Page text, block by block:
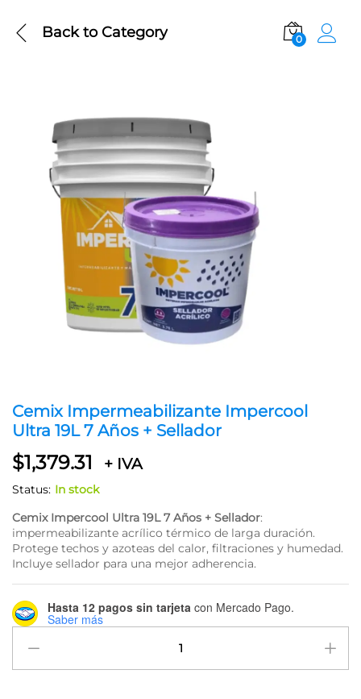
Back toCategory 0
Cemix Impermeabilizante Impercool
Ultra 19L 7 Años + Sellador
$1,379.31 + IVA
Status: In stock
Cemix Impercool Ultra 19L 7 Años + Sellador:
impermeabilizante acrílico térmico de larga duración.
Protege techos y azoteas del calor, filtraciones y humedad.
Incluye sellador para una mejor adherencia.
Hasta 12 pagos sin tarjeta con Mercado Pago.
Saber más
Impermeabilizante
Impercool